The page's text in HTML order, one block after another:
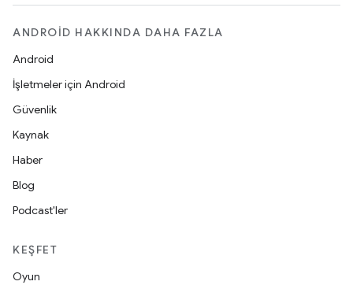
ANDROID HAKKINDA DAHA FAZLA
Android
İşletmeler için Android
Güvenlik
Kaynak
Haber
Blog
Podcast'ler
KEŞFET
Oyun